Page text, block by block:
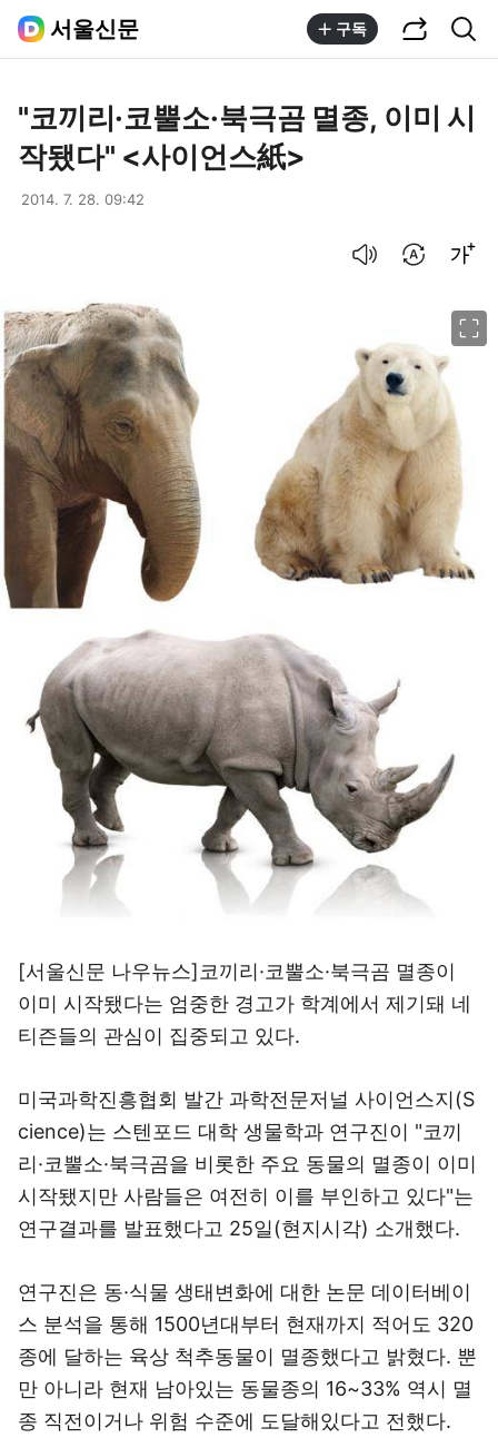
서울신문 구독
"코끼리·코뿔소·북극곰 멸종, 이미 시
작됐다" <사이언스紙>
2014. 7. 28. 09:42
[서울신문 나우뉴스]코끼리·코뿔소·북극곰 멸종이
이미 시작됐다는 엄중한 경고가 학계에서 제기돼 네
티즌들의 관심이 집중되고 있다.
미국과학진흥협회 발간 과학전문저널 사이언스지(S
cience)는 스텐포드 대학 생물학과 연구진이 "코끼
리·코뿔소·북극곰을 비롯한 주요 동물의 멸종이 이미
시작됐지만 사람들은 여전히 이를 부인하고 있다"는
연구결과를 발표했다고 25일(현지시각) 소개했다.
연구진은 동·식물 생태변화에 대한 논문 데이터베이
스 분석을 통해 1500년대부터 현재까지 적어도 320
종에 달하는 육상 척추동물이 멸종했다고 밝혔다. 뿐
만 아니라 현재 남아있는 동물종의 16~33% 역시 멸
종 직전이거나 위험 수준에 도달해있다고 전했다.